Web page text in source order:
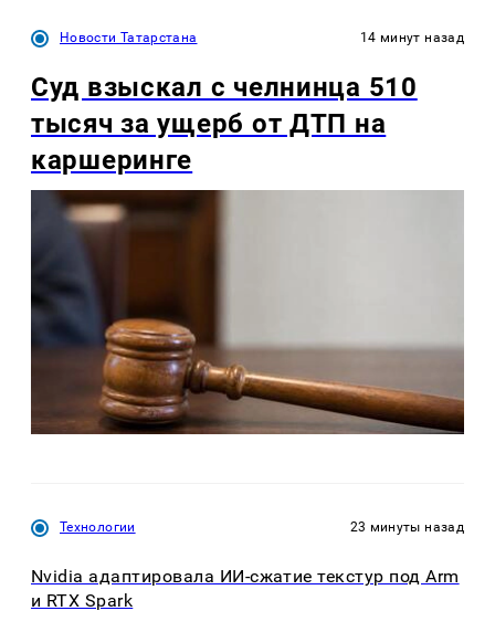
Новости Татарстана 14 минут назад
Суд взыскал с челнинца 510
тысяч за ущерб от ДТП на
каршеринге
Технологии 23 минуты назад
Nvidia адаптировала ИИ-сжатие текстур под Arm
и RTX Spark